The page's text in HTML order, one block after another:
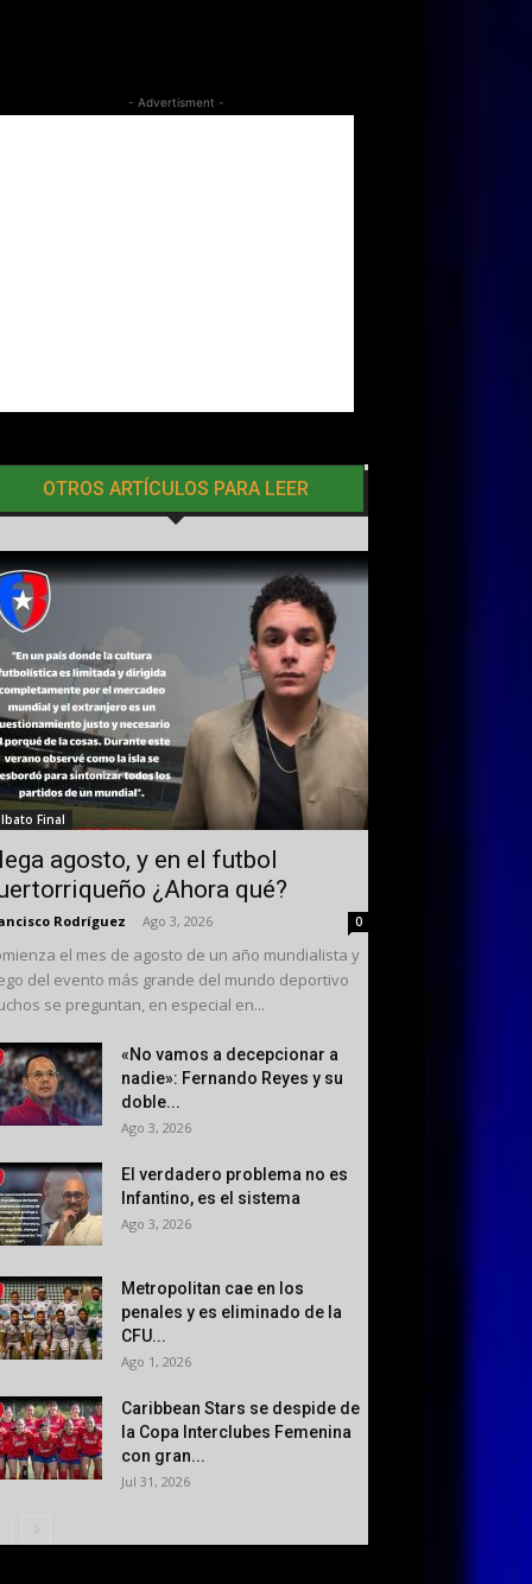
- Advertisment -
OTROS ARTÍCULOS PARA LEER
Final
agosto, y en el futbol
¿Ahora qué?
Rodríguez Ago 3, 2026 0
el mes de agosto de un año mundialista y
del evento más grande del mundo deportivo
se preguntan, en especial en...
«No vamos a decepcionar a
nadie»: Fernando Reyes y su
doble...
Ago 3, 2026
El verdadero problema no es
Infantino, es el sistema
Ago 3, 2026
Metropolitan cae en los
penales y es eliminado de la
CFU...
Ago 1, 2026
Caribbean Stars se despide de
la Copa Interclubes Femenina
con gran...
Jul 31, 2026